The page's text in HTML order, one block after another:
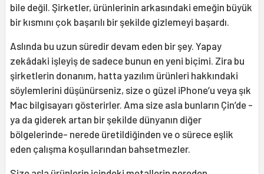
bile değil. Şirketler, ürünlerinin arkasındaki emeğin büyük
bir kısmını çok başarılı bir şekilde gizlemeyi başardı.
Aslında bu uzun süredir devam eden bir şey. Yapay
zekâdaki işleyiş de sadece bunun en yeni biçimi. Zira bu
şirketlerin donanım, hatta yazılım ürünleri hakkındaki
söylemlerini düşünürseniz, size o güzel iPhone’u veya şık
Mac bilgisayarı gösterirler. Ama size asla bunların Çin’de -
ya da giderek artan bir şekilde dünyanın diğer
bölgelerinde- nerede üretildiğinden ve o sürece eşlik
eden çalışma koşullarından bahsetmezler.